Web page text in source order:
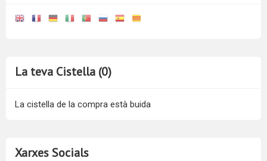
La teva Cistella (0)
La cistella de la compra està buida
Xarxes Socials